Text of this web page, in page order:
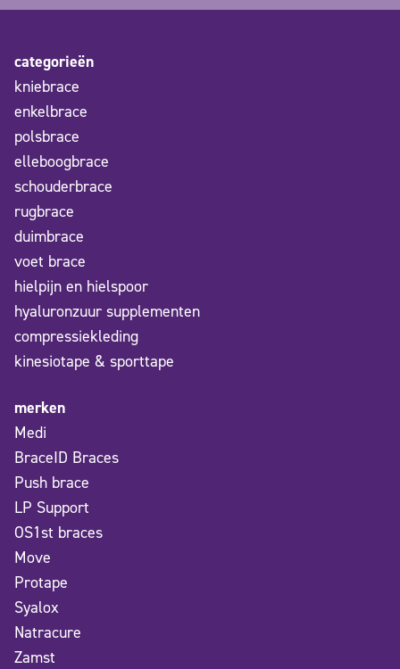
categorieën
kniebrace
enkelbrace
polsbrace
elleboogbrace
schouderbrace
rugbrace
duimbrace
voet brace
hielpijn en hielspoor
hyaluronzuur supplementen
compressiekleding
kinesiotape & sporttape
merken
Medi
BraceID Braces
Push brace
LP Support
OS1st braces
Move
Protape
Syalox
Natracure
Zamst